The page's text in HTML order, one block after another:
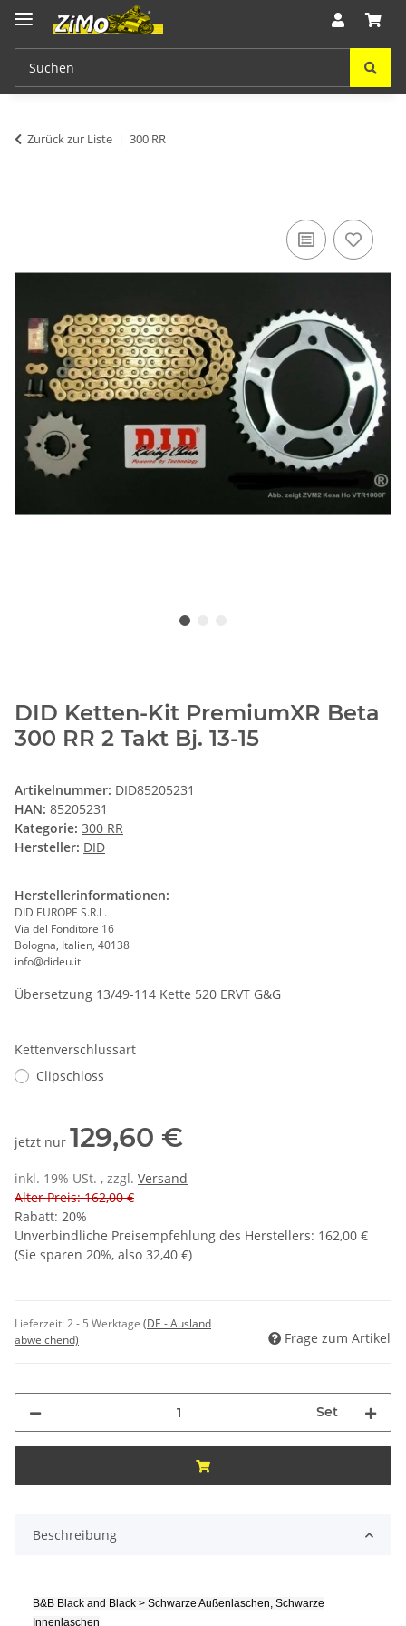
Zurück zur Liste 300 RR
DID Ketten-Kit PremiumXR Beta
300 RR 2 Takt Bj. 13-15
Artikelnummer: DID85205231
HAN: 85205231
Kategorie: 300 RR
Hersteller: DID
Herstellerinformationen:
DID EUROPE S.R.L.
Via del Fonditore 16
Bologna, Italien, 40138
info@dideu.it
Übersetzung 13/49-114 Kette 520 ERVT G&G
Kettenverschlussart
Clipschloss
jetzt nur 129,60 €
inkl. 19% USt. , zzgl. Versand
Alter Preis: 162,00 €
Rabatt: 20%
Unverbindliche Preisempfehlung des Herstellers: 162,00 €
(Sie sparen 20%, also 32,40 €)
Lieferzeit:2 - 5 Werktage (DE - Ausland
abweichend)
Frage zum Artikel
Set
Beschreibung
B&B Black and Black > Schwarze Außenlaschen, Schwarze
Innenlaschen